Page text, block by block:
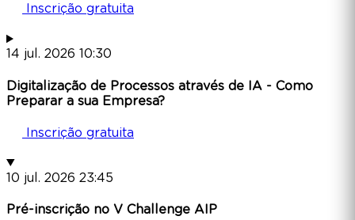
Inscrição gratuita
14 jul. 2026 10:30
Digitalização de Processos através de IA - Como
Preparar a sua Empresa?
Inscrição gratuita
10 jul. 2026 23:45
Pré-inscrição no V Challenge AIP